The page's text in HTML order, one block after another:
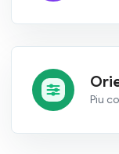
Piu